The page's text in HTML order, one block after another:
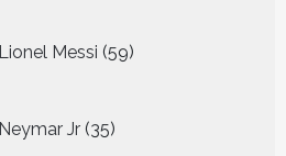
Lionel Messi 59
producten
Neymar Jr 35
producten